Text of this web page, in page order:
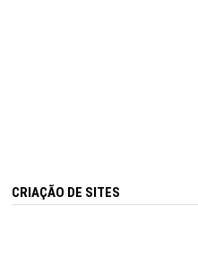
CRIAÇÃO DE SITES